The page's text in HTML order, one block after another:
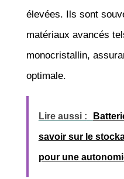
élevées. Ils sont
matériaux avancés
monocristallin,
optimale.
Lire aussi :
savoir sur le
pour une